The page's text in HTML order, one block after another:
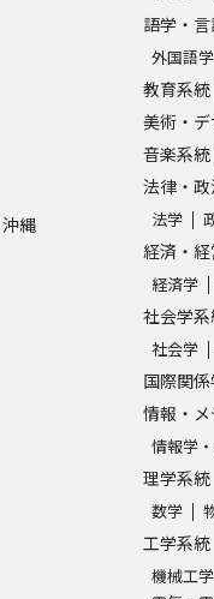
沖縄
語学・
外国語学
教育系統
美術・
音楽系統
法律・
法学
経済・
経済学
社会学
社会学
国際関
情報・
情報学
理学系統
数学
工学系統
機械工学